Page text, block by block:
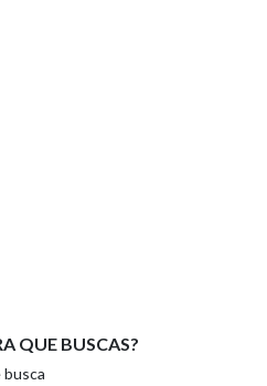
da política de
na imaxe:
QUE BUSCAS?